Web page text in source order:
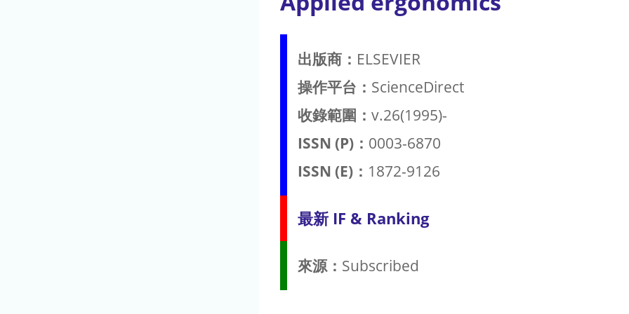
出版商： ELSEVIER
操作平台： ScienceDirect
收錄範圍： v.26(1995)-
ISSN (P)： 0003-6870
ISSN (E)： 1872-9126
最新 IF & Ranking
來源： Subscribed